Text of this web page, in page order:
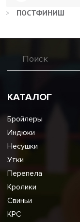
>
ПОСТФИНИШ
КАТАЛОГ
Бройлеры
Индюки
Несушки
Утки
Перепела
Кролики
Свиньи
КРС